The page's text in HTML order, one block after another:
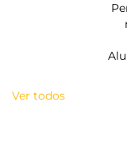
Ver todos